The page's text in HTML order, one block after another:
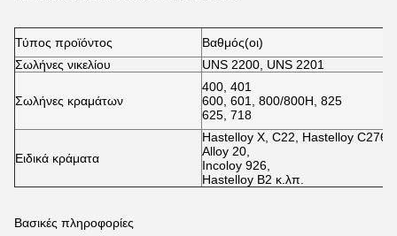
Τύπος προϊόντος Βαθμός(οι)
Σωλήνες νικελίου
UNS 2200, UNS 2201
Σωλήνες κραμάτων
400, 401
600, 601, 800/800H, 825
625, 718
Ειδικά κράματα
Hastelloy X, C22, Hastelloy C276
Alloy 20,
Incoloy 926,
Hastelloy B2 κ.λπ.
Βασικές πληροφορίες